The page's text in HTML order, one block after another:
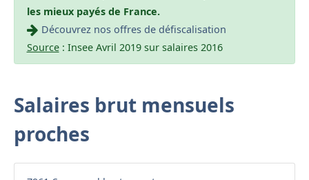
les mieux payés de France.
Découvrez nos offres de défiscalisation
Source: Insee Avril 2019 sur salaires 2016
Salaires brut mensuels
proches